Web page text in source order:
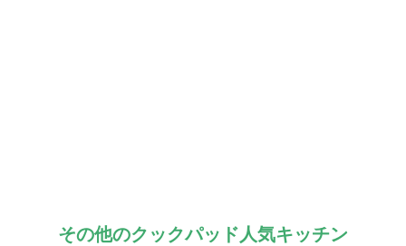
その他のクックパッド人気キッチン